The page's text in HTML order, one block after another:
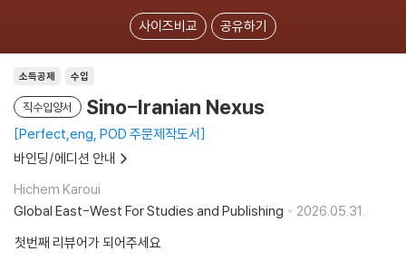
사이즈비교 공유하기
소득공제 수입
직수입양서 Sino-Iranian Nexus
Perfect,eng, POD 주문제작도서
바인딩/에디션 안내
Hichem Karoui
Global East-West For Studies and Publishing
2026.05.31.
첫번째 리뷰어가 되어주세요